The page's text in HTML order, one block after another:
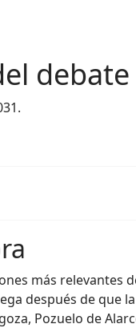
debate
más relevantes
después de que
Pozuelo de